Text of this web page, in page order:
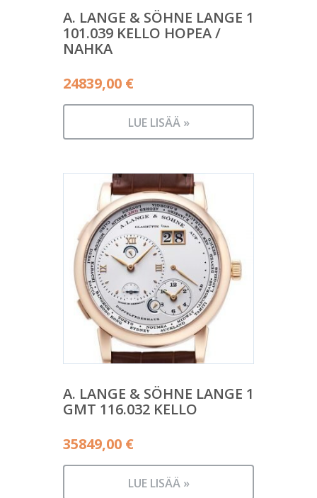
A. LANGE & SÖHNE LANGE 1
101.039 KELLO HOPEA /
NAHKA
24839,00 €
LUE LISÄÄ »
A. LANGE & SÖHNE LANGE 1
GMT 116.032 KELLO
35849,00 €
LUE LISÄÄ »